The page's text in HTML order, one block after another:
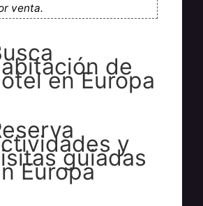
venta.
de
en Europa
y
guiadas
Europa